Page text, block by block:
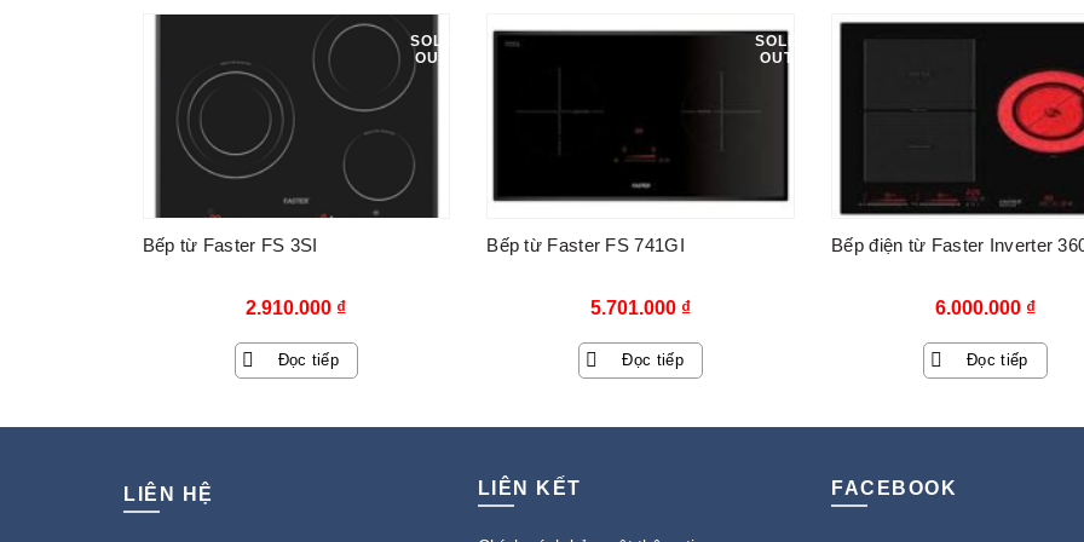
16.290.000 ₫.
là:
8.840.000 ₫.
21.900.000 ₫.
là:
SOLD
OUT
Bếp từ Faster FS 3SI
2.910.000 ₫
Đọc tiếp
SOLD
OUT
Bếp từ Faster FS 741GI
5.701.000 ₫
Đọc tiếp
Bếp điện từ Faster Inverter
6.000.000 ₫
Đọc tiếp
LIÊN HỆ LIÊN KẾT FACEBOOK